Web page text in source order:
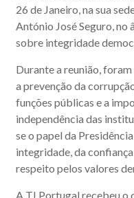
26 de Janeiro, na sua
António José Seguro,
sobre integridade
Durante a reunião,
a prevenção da
funções públicas e a
independência das
se o papel da
integridade, da
respeito pelos valores
A TI Portugal recebeu o